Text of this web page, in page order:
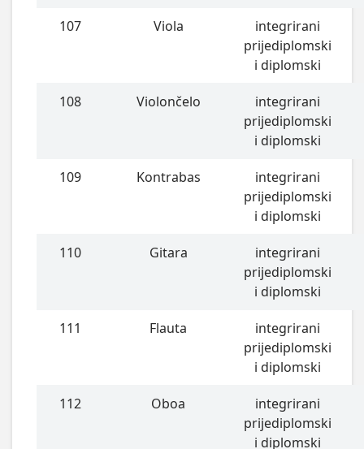
107 Viola
integrirani
prijediplomski
i diplomski
108 Violončelo
integrirani
prijediplomski
i diplomski
109 Kontrabas
integrirani
prijediplomski
i diplomski
110 Gitara
integrirani
prijediplomski
i diplomski
111 Flauta
integrirani
prijediplomski
i diplomski
112 Oboa
integrirani
prijediplomski
i diplomski